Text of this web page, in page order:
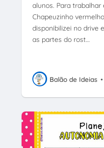
alunos. Para
Chapeuzinho
disponibilizei no drive
as partes do rost…
Balão de Ideias •